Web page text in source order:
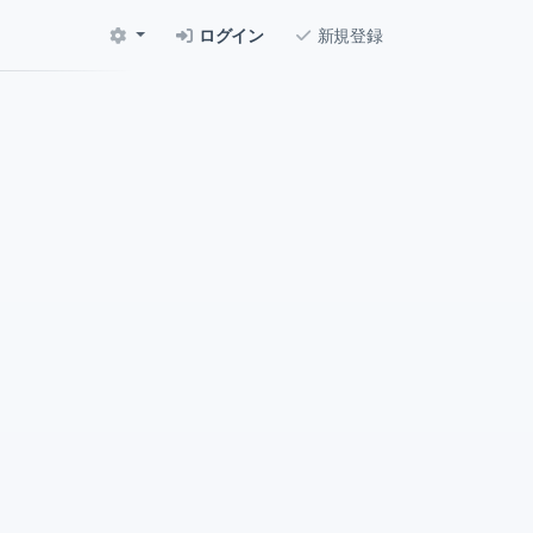
ログイン 新規登録